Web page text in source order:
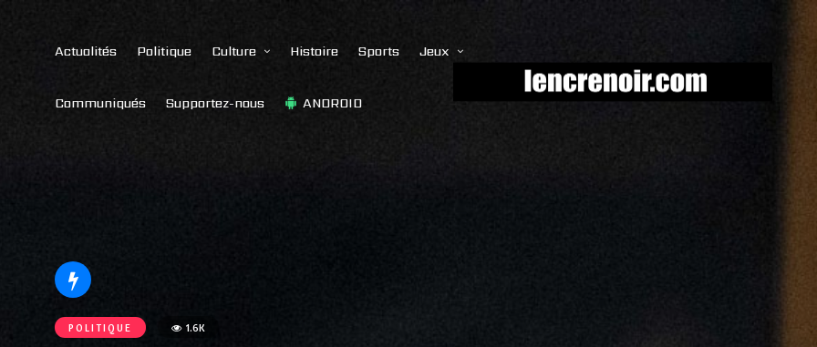
Actualités Politique Culture Histoire Sports Jeux
Communiqués Supportez-nous ANDROID
POLITIQUE 1.6K